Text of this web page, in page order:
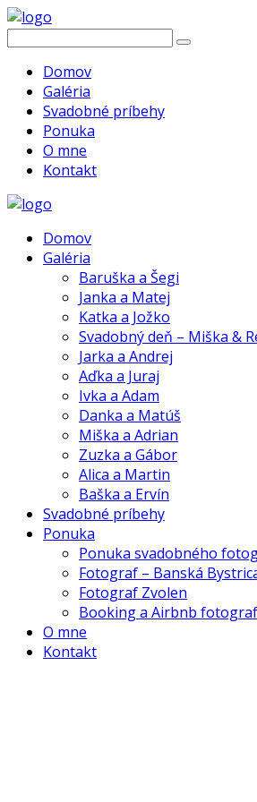
Domov
Galéria
Svadobné príbehy
Ponuka
O mne
Kontakt
Domov
Galéria
Baruška a Šegi
Janka a Matej
Katka a Jožko
Svadobný deň – Miška &
Jarka a Andrej
Aďka a Juraj
Ivka a Adam
Danka a Matúš
Miška a Adrian
Zuzka a Gábor
Alica a Martin
Baška a Ervín
Svadobné príbehy
Ponuka
Ponuka svadobného
Fotograf – Banská
Fotograf Zvolen
Booking a Airbnb fotograf
O mne
Kontakt